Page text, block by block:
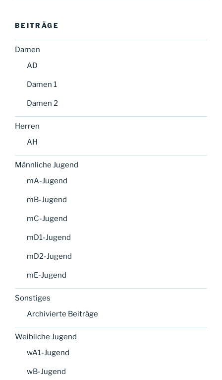
BEITRÄGE
Damen
AD
Damen 1
Damen 2
Herren
AH
Männliche Jugend
mA-Jugend
mB-Jugend
mC-Jugend
mD1-Jugend
mD2-Jugend
mE-Jugend
Sonstiges
Archivierte Beiträge
Weibliche Jugend
wA1-Jugend
wB-Jugend